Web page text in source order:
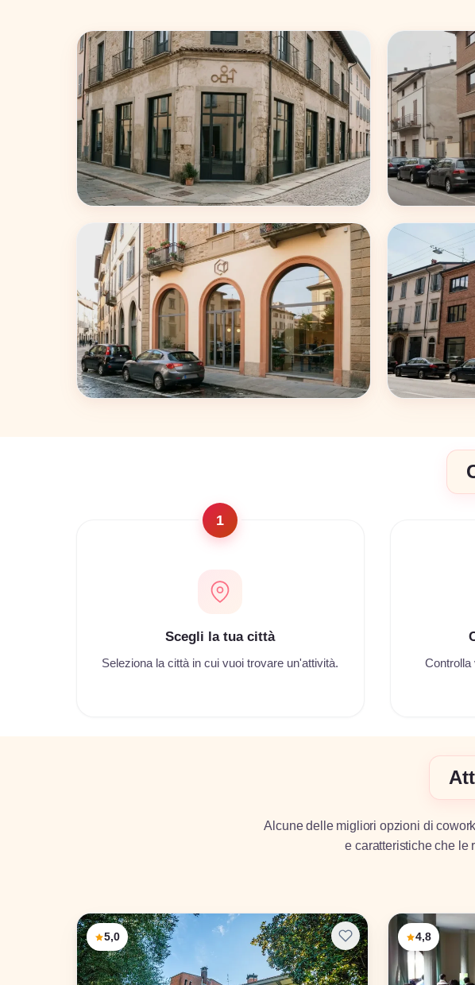
1
Scegli la tua città
Seleziona la città in cui vuoi trovare un'attività. Controlla
Milano
75 coworking
Roma
62
17
Alcune delle migliori opzioni di
e caratteristiche che le
5,0 4,8